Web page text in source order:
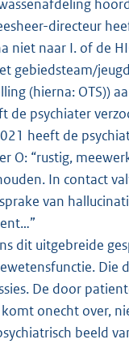
directeur
niet naar I. of de
gebiedsteam/
(hierna: OTS))
psychiater
heeft de
O: “rustig,
In contact
van
dit uitgebreide
Die
De door
onecht over,
beeld